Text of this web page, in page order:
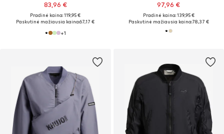
83,96 €
Pradinė kaina: 119,95 €
Paskutinė mažiausia kaina:67,17 €
+1
97,96 €
Pradinė kaina: 139,95 €
Paskutinė mažiausia kaina:78,37 €